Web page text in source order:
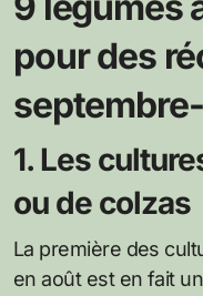
pour des
1. Les
ou de colzas
La première des
en août est en fait